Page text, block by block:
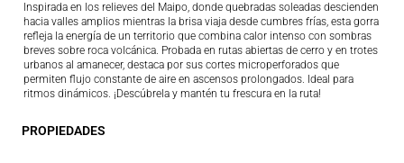
Inspirada en los relieves del Maipo, donde quebradas soleadas descienden
hacia valles amplios mientras la brisa viaja desde cumbres frías, esta gorra
refleja la energía de un territorio que combina calor intenso con sombras
breves sobre roca volcánica. Probada en rutas abiertas de cerro y en trotes
urbanos al amanecer, destaca por sus cortes microperforados que
permiten flujo constante de aire en ascensos prolongados. Ideal para
ritmos dinámicos. ¡Descúbrela y mantén tu frescura en la ruta!
PROPIEDADES